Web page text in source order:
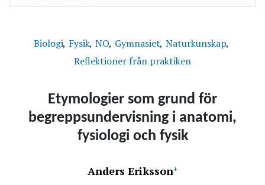
Biologi Fysik NO Gymnasiet Naturkunskap
Reflektioner från praktiken
Etymologier som grund för
begreppsundervisning i anatomi,
fysiologi och fysik
Anders Eriksson+